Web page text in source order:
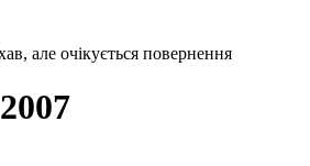
але очікується повернення
2007